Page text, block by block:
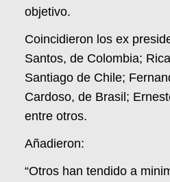
objetivo.
Coincidieron los ex
Santos, de Colombia;
Santiago de Chile;
Cardoso, de Brasil;
entre otros.
Añadieron:
“Otros han tendido a